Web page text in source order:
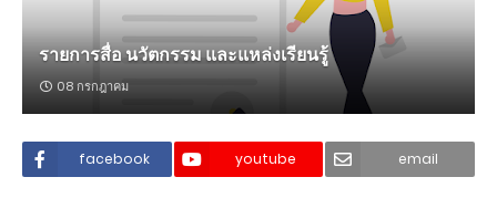
รายการสื่อ นวัตกรรม และแหล่งเรียนรู้
08 กรกฎาคม
facebook youtube email